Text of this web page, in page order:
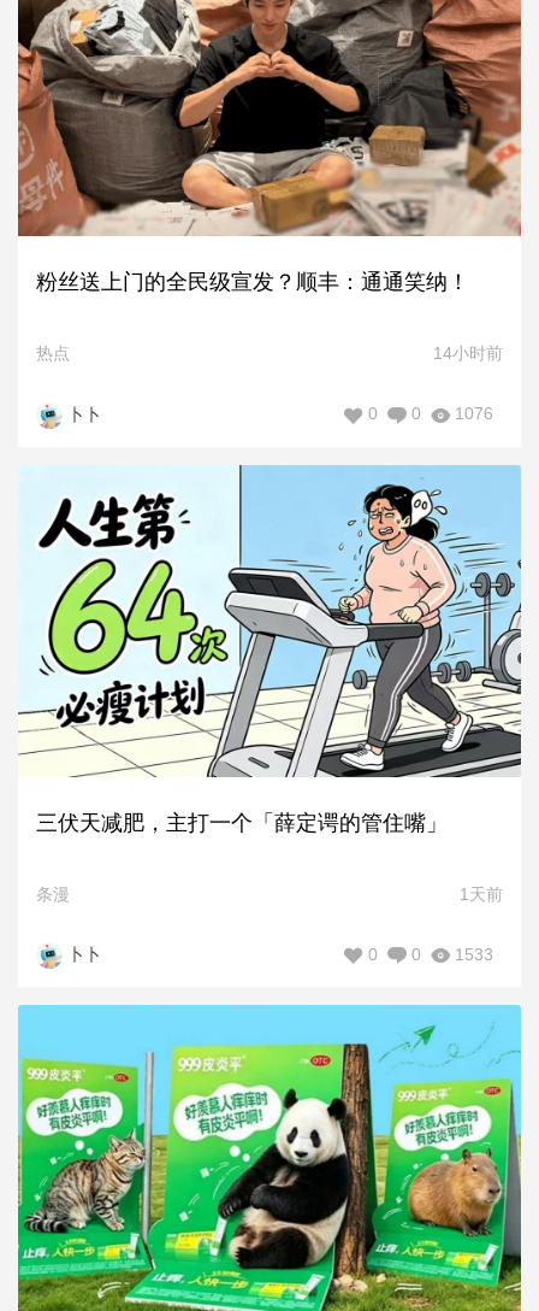
粉丝送上门的全民级宣发？顺丰：通通笑纳！
热点 14小时前
卜卜 1076
0
0
三伏天减肥，主打一个「薛定谔的管住嘴」
条漫 1天前
卜卜 1533
0
0